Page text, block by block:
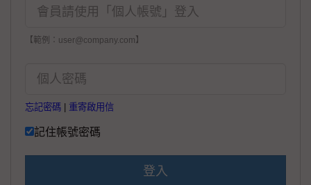
【範例：user@company.com】
忘記密碼 重寄啟用信
記住帳號密碼
登入